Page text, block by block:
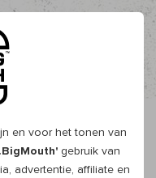
en voor het tonen van
gebruik van
advertentie, affiliate en